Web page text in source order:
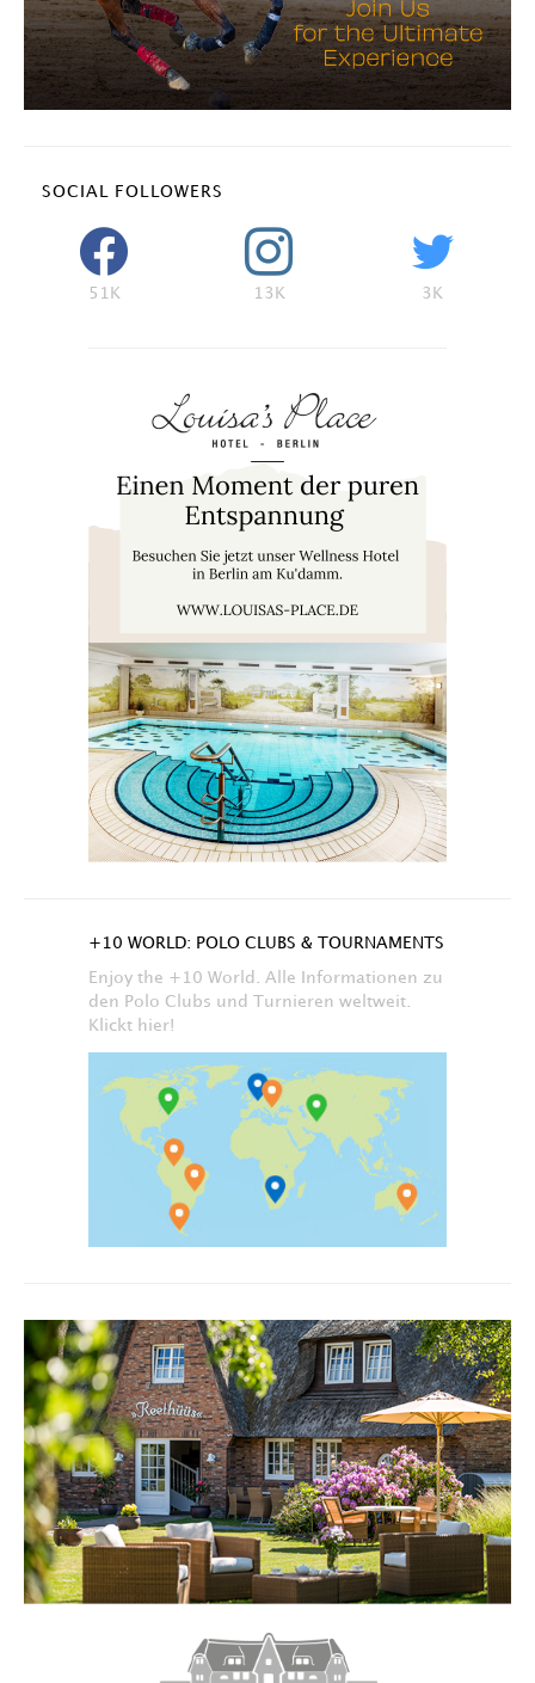
SOCIAL FOLLOWERS
51K 13K 3K
+10 WORLD: POLO CLUBS & TOURNAMENTS
Enjoy the +10 World. Alle Informationen zu
den Polo Clubs und Turnieren weltweit.
Klickt hier!